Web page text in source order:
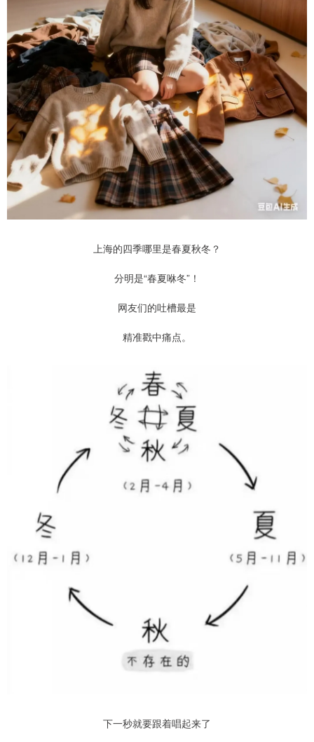
上海的四季哪里是春夏秋冬？
分明是“春夏咻冬”！
网友们的吐槽最是
精准戳中痛点。
下一秒就要跟着唱起来了